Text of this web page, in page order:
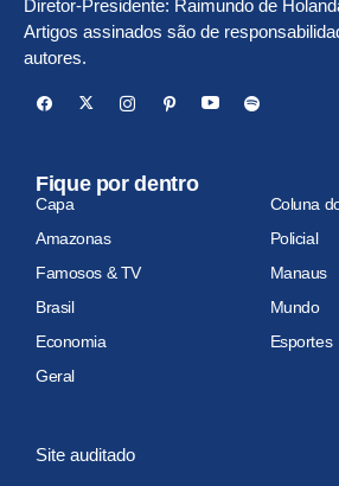
Diretor-Presidente: Raimundo de
Artigos assinados são de
autores.
Fique por dentro
Capa
Coluna
Amazonas
Policial
Famosos & TV
Manaus
Brasil
Mundo
Economia
Esportes
Geral
Site auditado